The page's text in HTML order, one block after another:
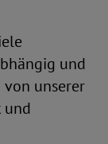
und
unserer
und